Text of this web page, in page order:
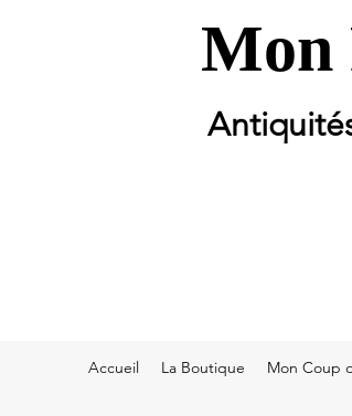
Mon
Accueil La Boutique Mon Coup